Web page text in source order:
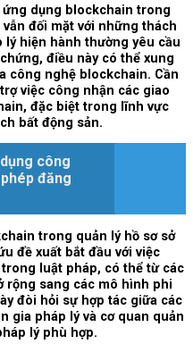
dụng blockchain trong
đối mặt với những thách
hiện hành thường yêu cầu
điều này có thể xung
công nghệ blockchain. Cần
việc công nhận các giao
đặc biệt trong lĩnh vực
bất động sản.
công
đăng
trong quản lý hồ sơ sở
đề xuất bắt đầu với việc
luật pháp, có thể từ các
rộng sang các mô hình phi
đòi hỏi sự hợp tác giữa các
gia pháp lý và cơ quan quản
lý phù hợp.